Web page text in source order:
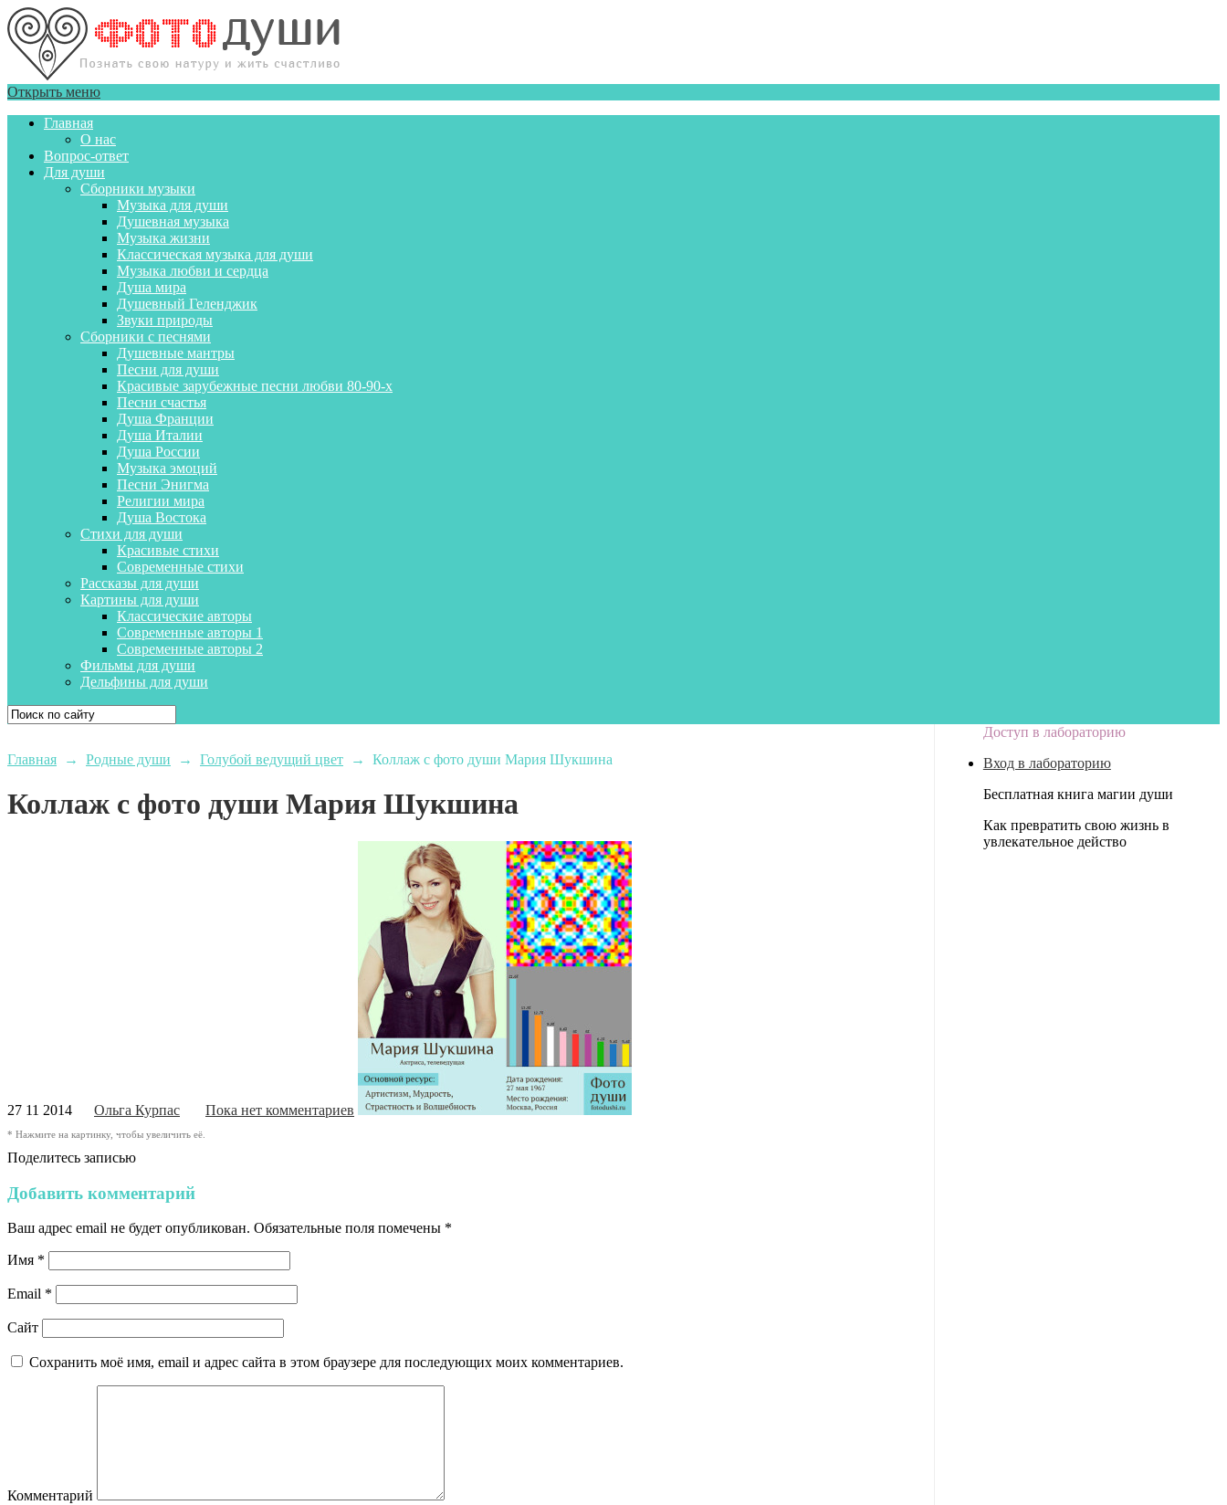
Открыть меню
Главная
О нас
Вопрос-ответ
Для души
Сборники музыки
Музыка для души
Душевная музыка
Музыка жизни
Классическая музыка для души
Музыка любви и сердца
Душа мира
Душевный Геленджик
Звуки природы
Сборники с песнями
Душевные мантры
Песни для души
Красивые зарубежные песни любви 80-90-х
Песни счастья
Душа Франции
Душа Италии
Душа России
Музыка эмоций
Песни Энигма
Религии мира
Душа Востока
Стихи для души
Красивые стихи
Современные стихи
Рассказы для души
Картины для души
Классические авторы
Современные авторы 1
Современные авторы 2
Фильмы для души
Дельфины для души
Главная → Родные души → Голубой ведущий цвет → Коллаж с фото души Мария Шукшина
Коллаж с фото души Мария Шукшина
27 11 2014 Ольга Курпас Пока нет комментариев
* Нажмите на картинку, чтобы увеличить её.
Поделитесь записью
Добавить комментарий
Ваш адрес email не будет опубликован. Обязательные поля помечены *
Имя *
Email *
Сайт
Сохранить моё имя, email и адрес сайта в этом браузере для последующих моих комментариев.
Комментарий
Доступ в лабораторию
Вход в лабораторию
Бесплатная книга магии души
Как превратить свою жизнь в
увлекательное действо